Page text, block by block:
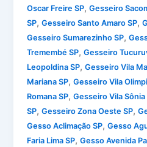
Oscar Freire SP,Gesseiro
SP,Gesseiro Santo Amaro SP,
Gesseiro Sumarezinho SP,
Tremembé SP,Gesseiro
Leopoldina SP,Gesseiro Vila
Mariana SP,Gesseiro Vila
Romana SP,Gesseiro Vila Sônia
SP,Gesseiro Zona Oeste SP,
Gesso Aclimação SP,Gesso
Faria Lima SP,Gesso Avenida